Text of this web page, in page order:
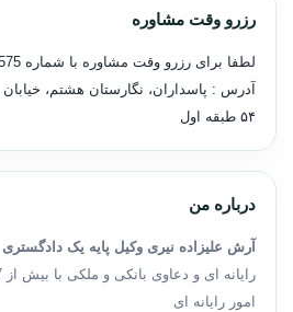
رزرو وقت مشاوره
لطفا برای رزرو وقت مشاوره با شماره
آدرس : پاسداران، نگارستان هشتم،
۵۴ طبقه اول
درباره من
آرش علیزاده نیری وکیل پایه یک دادگستری
امور رایانه ای